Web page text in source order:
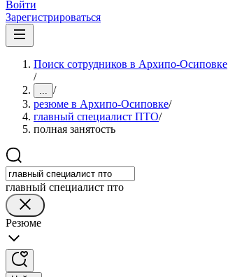
Войти
Зарегистрироваться
Поиск сотрудников в Архипо-Осиповке
/
... /
резюме в Архипо-Осиповке/
главный специалист ПТО/
полная занятость
главный специалист пто
Резюме